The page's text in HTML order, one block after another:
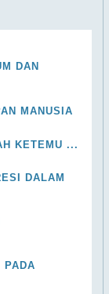
DAN
MANUSIA
KETEMU ...
DALAM
PADA